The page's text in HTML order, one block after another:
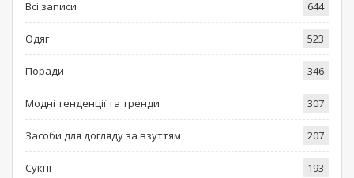
Всі записи 644
Одяг 523
Поради 346
Модні тенденції та тренди 307
Засоби для догляду за взуттям 207
Сукні 193